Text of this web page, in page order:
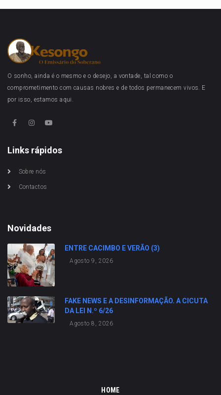
O sonho, ainda é o mesmo e o desejo, a vontade, tal como o
comprometimento com causas nobres e de todos permanecem vivos. E
por isso, estamos aqui.
Links rápidos
Sobre nós
Contactos
Novidades
ENTRE CACIMBO E VERÃO (3)
Agosto 9, 2026
FAKE NEWS E A DESINFORMAÇÃO. A CICUTA
DA LEI N.º 6/26
Agosto 8, 2026
HOME